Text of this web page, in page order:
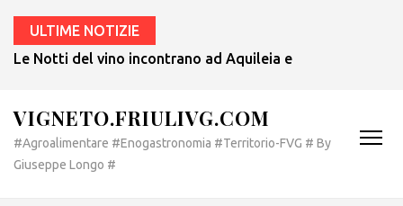
ULTIME NOTIZIE
Le Notti del vino incontrano ad Aquileia e a Bertiolo lo
VIGNETO.FRIULIVG.COM
#Agroalimentare #Enogastronomia #Territorio-FVG # By
Giuseppe Longo #